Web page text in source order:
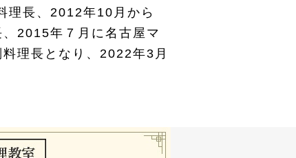
理長、2012年10月から
2015年７月に名古屋マ
理長となり、2022年3月